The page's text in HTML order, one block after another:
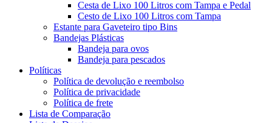
Cesta de Lixo 100 Litros com Tampa e Pedal
Cesto de Lixo 100 Litros com Tampa
Estante para Gaveteiro tipo Bins
Bandejas Plásticas
Bandeja para ovos
Bandeja para pescados
Políticas
Política de devolução e reembolso
Política de privacidade
Política de frete
Lista de Comparação